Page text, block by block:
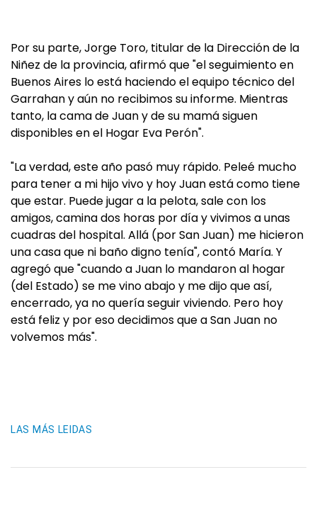
Por su parte, Jorge Toro, titular de la Dirección de la
Niñez de la provincia, afirmó que "el seguimiento en
Buenos Aires lo está haciendo el equipo técnico del
Garrahan y aún no recibimos su informe. Mientras
tanto, la cama de Juan y de su mamá siguen
disponibles en el Hogar Eva Perón".
"La verdad, este año pasó muy rápido. Peleé mucho
para tener a mi hijo vivo y hoy Juan está como tiene
que estar. Puede jugar a la pelota, sale con los
amigos, camina dos horas por día y vivimos a unas
cuadras del hospital. Allá (por San Juan) me hicieron
una casa que ni baño digno tenía", contó María. Y
agregó que "cuando a Juan lo mandaron al hogar
(del Estado) se me vino abajo y me dijo que así,
encerrado, ya no quería seguir viviendo. Pero hoy
está feliz y por eso decidimos que a San Juan no
volvemos más".
LAS MÁS LEIDAS